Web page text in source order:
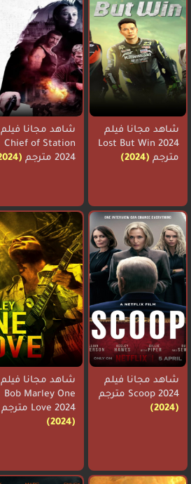
شاهد مجانا فيلم
Lost But Win 2024
مترجم (2024)
شاهد مجانا فيلم
Chief of Station
2024 مترجم
(2024)
شاهد مجانا فيلم
Scoop 2024 مترجم
(2024)
شاهد مجانا فيلم
Bob Marley One
Love 2024 مترجم
(2024)